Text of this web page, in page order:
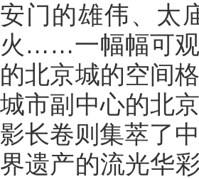
安门的雄伟、太
火……一幅幅可观
的北京城的空间
城市副中心的北
影长卷则集萃了
界遗产的流光华